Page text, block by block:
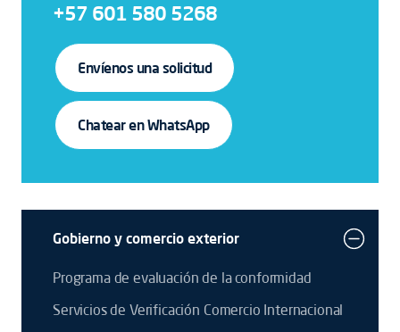
+57 601 580 5268
Envíenos una solicitud
Chatear en WhatsApp
Gobierno y comercio exterior
Programa de evaluación de la conformidad
Servicios de Verificación Comercio Internacional